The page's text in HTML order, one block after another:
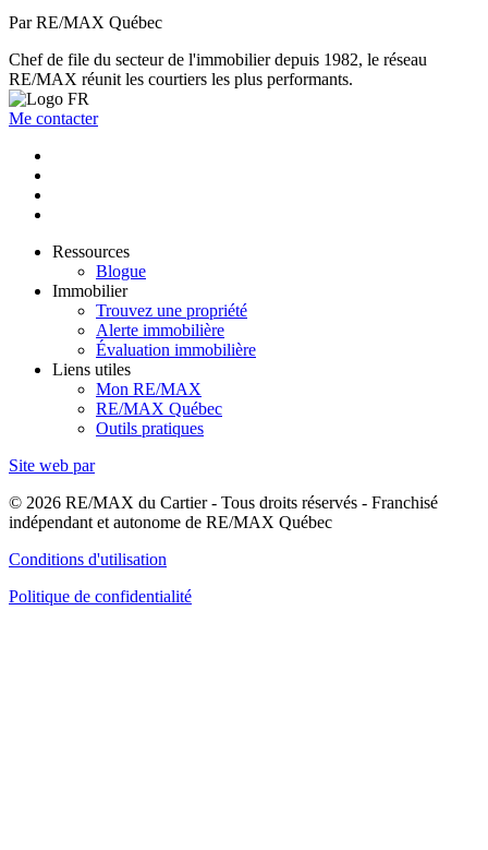
Par RE/MAX Québec
Chef de file du secteur de l'immobilier depuis 1982, le réseau
RE/MAX réunit les courtiers les plus performants.
Me contacter
Ressources
Blogue
Immobilier
Trouvez une propriété
Alerte immobilière
Évaluation immobilière
Liens utiles
Mon RE/MAX
RE/MAX Québec
Outils pratiques
Site web par
© 2026 RE/MAX du Cartier - Tous droits réservés - Franchisé
indépendant et autonome de RE/MAX Québec
Conditions d'utilisation
Politique de confidentialité